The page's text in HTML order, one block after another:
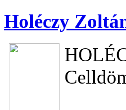
Holéczy